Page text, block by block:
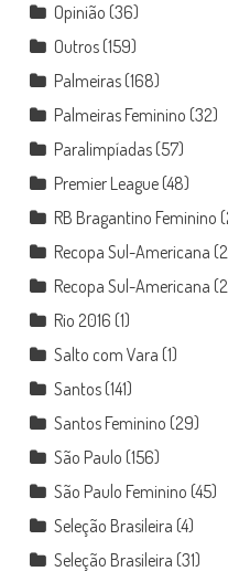
Opinião (36)
Outros(159)
Palmeiras(168)
Palmeiras Feminino (32)
Paralimpíadas(57)
Premier League(48)
RB Bragantino Feminino
Recopa Sul-Americana
Recopa Sul-Americana
Rio 2016 (1)
Salto com Vara (1)
Santos(141)
Santos Feminino (29)
São Paulo (156)
São Paulo Feminino (45)
Seleção Brasileira (4)
Seleção Brasileira (31)